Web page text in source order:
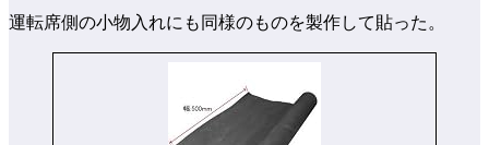
運転席側の小物入れにも同様のものを製作して貼った。